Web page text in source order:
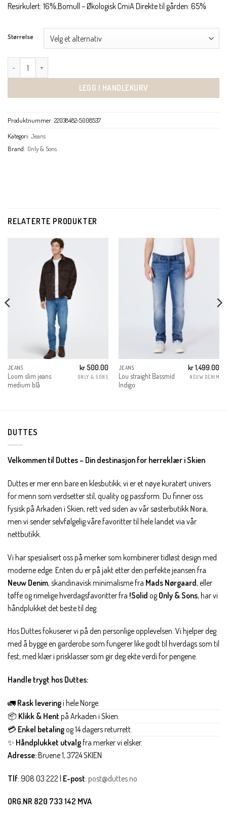
Resirkulert: 16%;Bomull – Økologisk CmiA Direkte til gården: 65%
Størrelse
LEGG I HANDLEKURV
Produktnummer: 22038482-5008537
Kategori: Jeans
Brand: Only & Sons
RELATERTE PRODUKTER
JEANS
Loom slim jeans
medium blå
kr500.00
ONLY & SONS
JEANS
Lou straight Bassmid
Indigo
kr1,499.00
NEUW DENIM
DUTTES
Velkommen til Duttes – Din destinasjon for herreklær i Skien
Duttes er mer enn bare en klesbutikk; vi er et nøye kuratert univers
for menn som verdsetter stil, quality og passform. Du finner oss
fysisk på Arkaden i Skien, rett ved siden av vår søsterbutikk Nora,
men vi sender selvfølgelig våre favoritter til hele landet via vår
nettbutikk.
Vi har spesialisert oss på merker som kombinerer tidløst design med
moderne edge. Enten du er på jakt etter den perfekte jeansen fra
Neuw Denim, skandinavisk minimalisme fra Mads Nørgaard, eller
tøffe og rimelige hverdagsfavoritter fra !Solid ogOnly & Sons, har vi
håndplukket det beste til deg.
Hos Duttes fokuserer vi på den personlige opplevelsen. Vi hjelper deg
med å bygge en garderobe som fungerer like godt til hverdags som til
fest, med klær i prisklasser som gir deg ekte verdi for pengene.
Handle trygt hos Duttes:
🚛 Rask leveringi hele Norge.
📦 Klikk & Hent på Arkaden i Skien.
💳 Enkel betalingog 14 dagers returrett.
✨ Håndplukket utvalgfra merker vi elsker.
Adresse:Bruene 1, 3724 SKIEN
Tlf: 908 03 222 | E-post: post@duttes.no
ORG.NR 820 733 142 MVA